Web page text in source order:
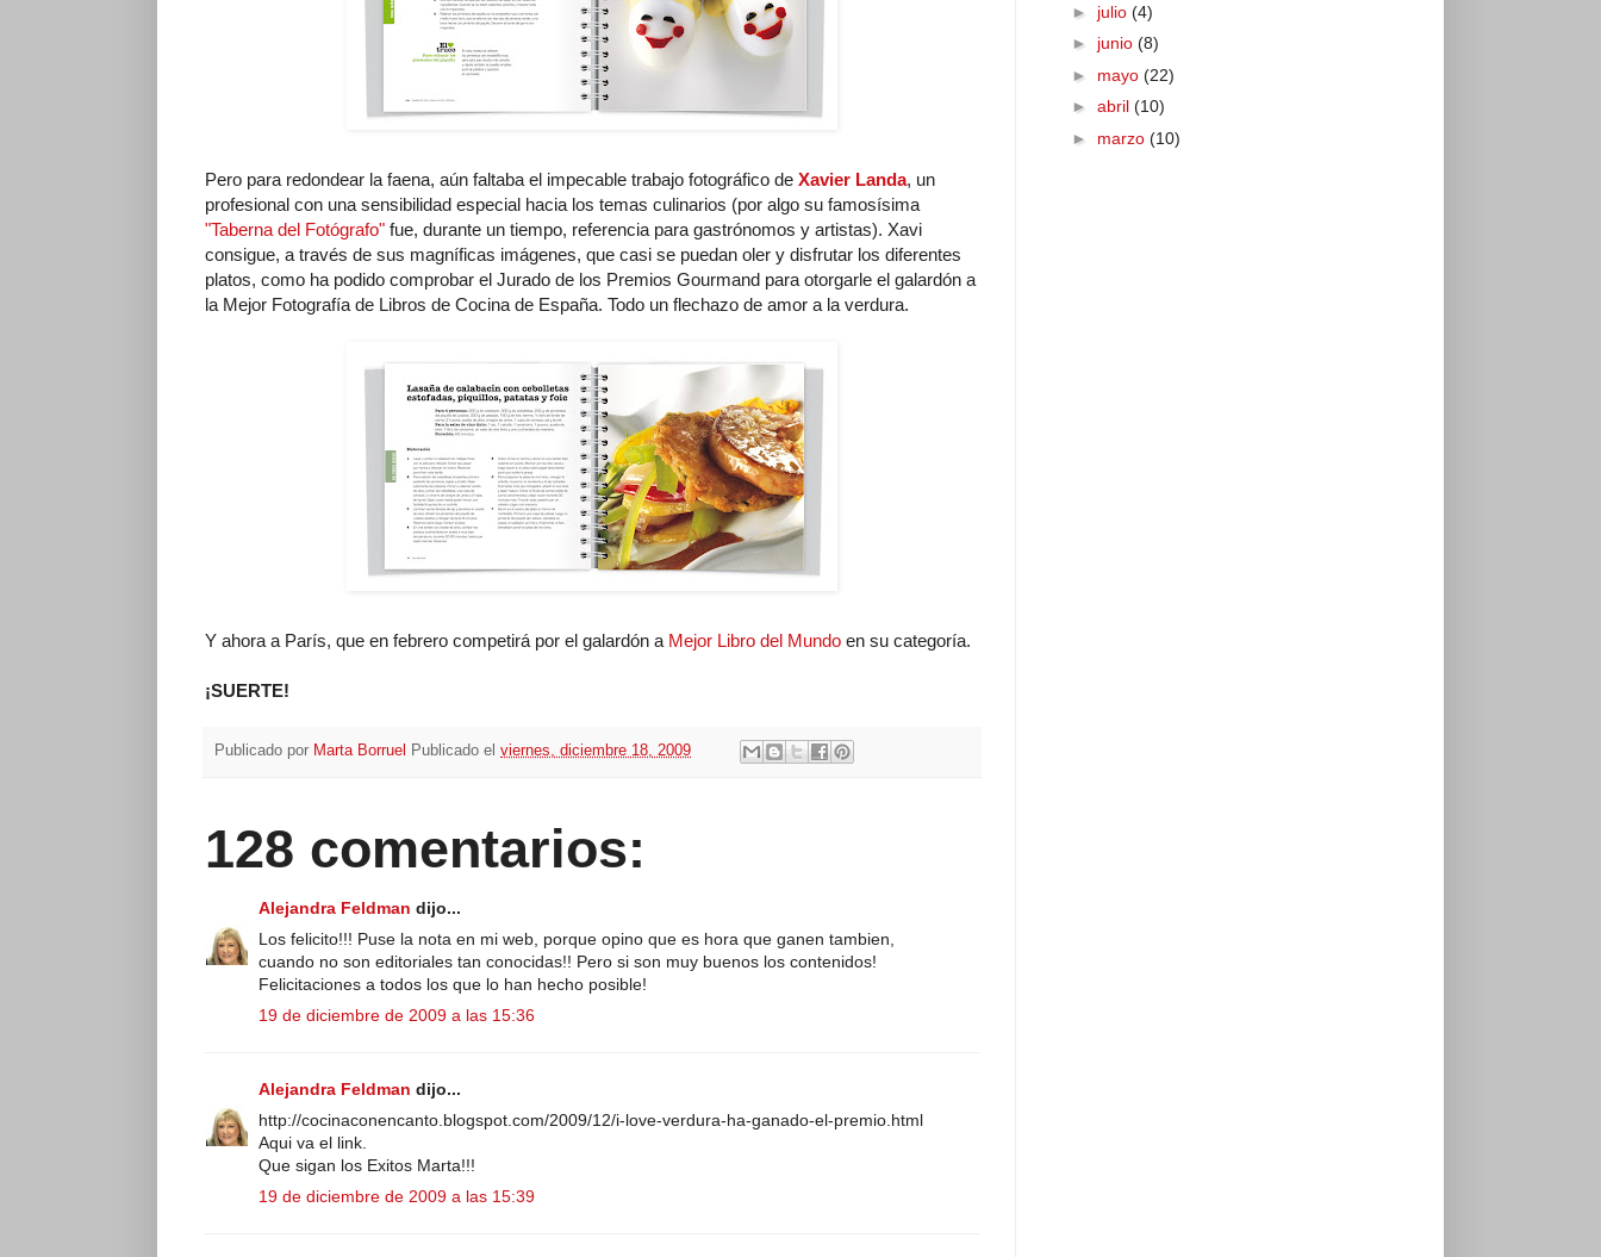
Pero para redondear la faena, aún faltaba el impecable trabajo fotográfico de Xavier Landa, un
profesional con una sensibilidad especial hacia los temas culinarios (por algo su famosísima
"Taberna del Fotógrafo" fue, durante un tiempo, referencia para gastrónomos y artistas). Xavi
consigue, a través de sus magníficas imágenes, que casi se puedan oler y disfrutar los diferentes
platos, como ha podido comprobar el Jurado de los Premios Gourmand para otorgarle el galardón a
la Mejor Fotografía de Libros de Cocina de España. Todo un flechazo de amor a la verdura.
Y ahora a París, que en febrero competirá por el galardón a Mejor Libro del Mundo en su categoría.
¡SUERTE!
Publicado por Marta Borruel Publicado el viernes, diciembre 18, 2009
128 comentarios:
Alejandra Feldman dijo...
Los felicito!!! Puse la nota en mi web, porque opino que es hora que ganen tambien,
cuando no son editoriales tan conocidas!! Pero si son muy buenos los contenidos!
Felicitaciones a todos los que lo han hecho posible!
19 de diciembre de 2009 a las 15:36
Alejandra Feldman dijo...
http://cocinaconencanto.blogspot.com/2009/12/i-love-verdura-ha-ganado-el-premio.html
Aqui va el link.
Que sigan los Exitos Marta!!!
19 de diciembre de 2009 a las 15:39
► julio (4)
► junio (8)
► mayo (22)
► abril (10)
► marzo (10)